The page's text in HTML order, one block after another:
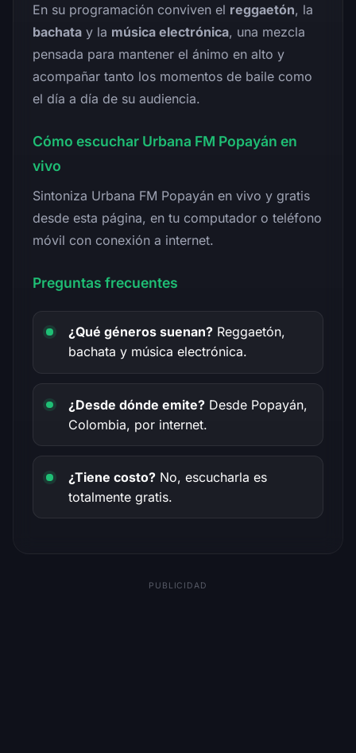
En su programación conviven el reggaetón, la
bachata y la música electrónica, una mezcla
pensada para mantener el ánimo en alto y
acompañar tanto los momentos de baile como
el día a día de su audiencia.
Cómo escuchar Urbana FM Popayán en
vivo
Sintoniza Urbana FM Popayán en vivo y gratis
desde esta página, en tu computador o teléfono
móvil con conexión a internet.
Preguntas frecuentes
¿Qué géneros suenan? Reggaetón,
bachata y música electrónica.
¿Desde dónde emite? Desde Popayán,
Colombia, por internet.
¿Tiene costo? No, escucharla es
totalmente gratis.
PUBLICIDAD